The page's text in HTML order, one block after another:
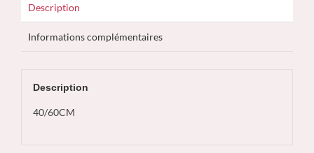
Description
Informations complémentaires
Description
40/60CM